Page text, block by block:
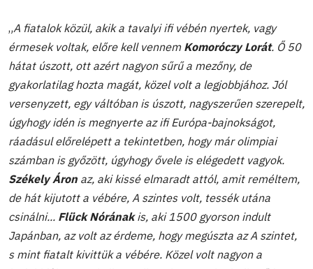
„A fiatalok közül, akik a tavalyi ifi vébén nyertek, vagy
érmesek voltak, előre kell vennem Komoróczy Lorát. Ő 50
hátat úszott, ott azért nagyon sűrű a mezőny, de
gyakorlatilag hozta magát, közel volt a legjobbjához. Jól
versenyzett, egy váltóban is úszott, nagyszerűen szerepelt,
úgyhogy idén is megnyerte az ifi Európa-bajnokságot,
ráadásul előrelépett a tekintetben, hogy már olimpiai
számban is győzött, úgyhogy ővele is elégedett vagyok.
Székely Áron az, aki kissé elmaradt attól, amit reméltem,
de hát kijutott a vébére, A szintes volt, tessék utána
csinálni... Flück Nóránakis, aki 1500 gyorson indult
Japánban, az volt az érdeme, hogy megúszta az A szintet,
s mint fiatalt kivittük a vébére. Közel volt nagyon a